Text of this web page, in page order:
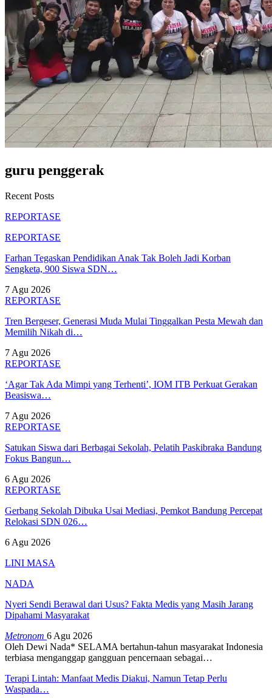
guru penggerak
Recent Posts
REPORTASE
REPORTASE
Farhan Tegaskan Pendidikan Anak Tak Boleh Jadi Korban
Sengketa, 900 Siswa SDN…
7 Agu 2026
REPORTASE
Tren Bergeser, Generasi Muda Mulai Tinggalkan Pesta Mewah dan
Memilih Nikah di…
7 Agu 2026
REPORTASE
‘Agar Tak Ada Mimpi yang Terhenti’, IOM ITB Perkuat Gerakan
Beasiswa…
7 Agu 2026
REPORTASE
Satukan Siswa dari Berbagai Sekolah, Pelatih Paskibraka Bandung
Fokus Bangun…
6 Agu 2026
REPORTASE
Gerbang Sekolah Dibuka Usai Mediasi, Pemkot Bandung Percepat
Relokasi SDN 026…
6 Agu 2026
LINI MASA
NADA
Nyeri Sendi Berawal dari Usus? Fakta Medis yang Masih Jarang
Dipahami Masyarakat
Metronom 6 Agu 2026
Oleh Dewi Nada* SELAMA bertahun-tahun masyarakat Indonesia
terbiasa menganggap gangguan pencernaan sebagai…
Terapi Lintah: Manfaat Medis Diakui, Namun Tetap Perlu
Waspada…